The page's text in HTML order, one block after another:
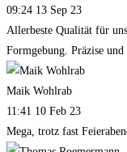
09:24 13 Sep 23
Allerbeste Qualität für
Formgebung. Präzise
Maik Wohlrab
11:41 10 Feb 23
Mega, trotz fast